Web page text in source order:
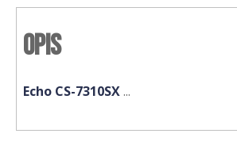
Opis
Echo CS-7310SX...